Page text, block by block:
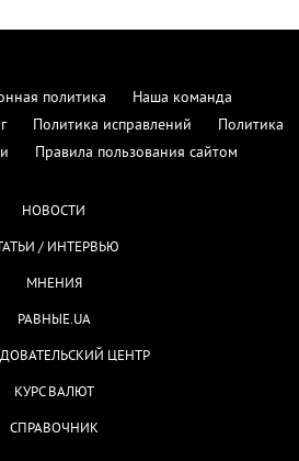
политика
Наша команда
Политика исправлений
Политика
Правила пользования сайтом
НОВОСТИ
/ ИНТЕРВЬЮ
МНЕНИЯ
РАВНЫЕ.UA
ЦЕНТР
КУРС ВАЛЮТ
СПРАВОЧНИК